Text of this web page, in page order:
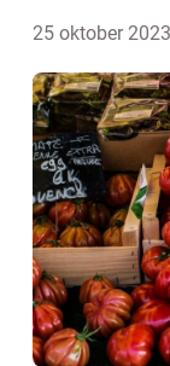
25 oktober 2023